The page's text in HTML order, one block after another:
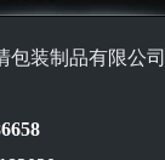
包装制品有限公司